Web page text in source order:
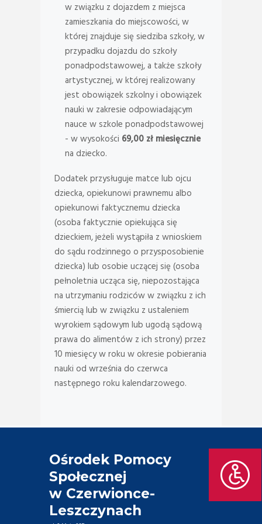
w związku z dojazdem z miejsca
zamieszkania do miejscowości, w
której znajduje się siedziba szkoły, w
przypadku dojazdu do szkoły
ponadpodstawowej, a także szkoły
artystycznej, w której realizowany
jest obowiązek szkolny i obowiązek
nauki w zakresie odpowiadającym
nauce w szkole ponadpodstawowej
- w wysokości 69,00 zł miesięcznie
na dziecko.
Dodatek przysługuje matce lub ojcu
dziecka, opiekunowi prawnemu albo
opiekunowi faktycznemu dziecka
(osoba faktycznie opiekująca się
dzieckiem, jeżeli wystąpiła z wnioskiem
do sądu rodzinnego o przysposobienie
dziecka) lub osobie uczącej się (osoba
pełnoletnia ucząca się, niepozostająca
na utrzymaniu rodziców w związku z ich
śmiercią lub w związku z ustaleniem
wyrokiem sądowym lub ugodą sądową
prawa do alimentów z ich strony) przez
10 miesięcy w roku w okresie pobierania
nauki od września do czerwca
następnego roku kalendarzowego.
Ośrodek Pomocy
Społecznej
w Czerwionce-
Leszczynach